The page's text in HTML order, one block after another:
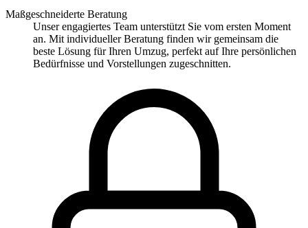
Maßgeschneiderte Beratung
Unser engagiertes Team unterstützt Sie vom ersten Moment
an. Mit individueller Beratung finden wir gemeinsam die
beste Lösung für Ihren Umzug, perfekt auf Ihre persönlichen
Bedürfnisse und Vorstellungen zugeschnitten.